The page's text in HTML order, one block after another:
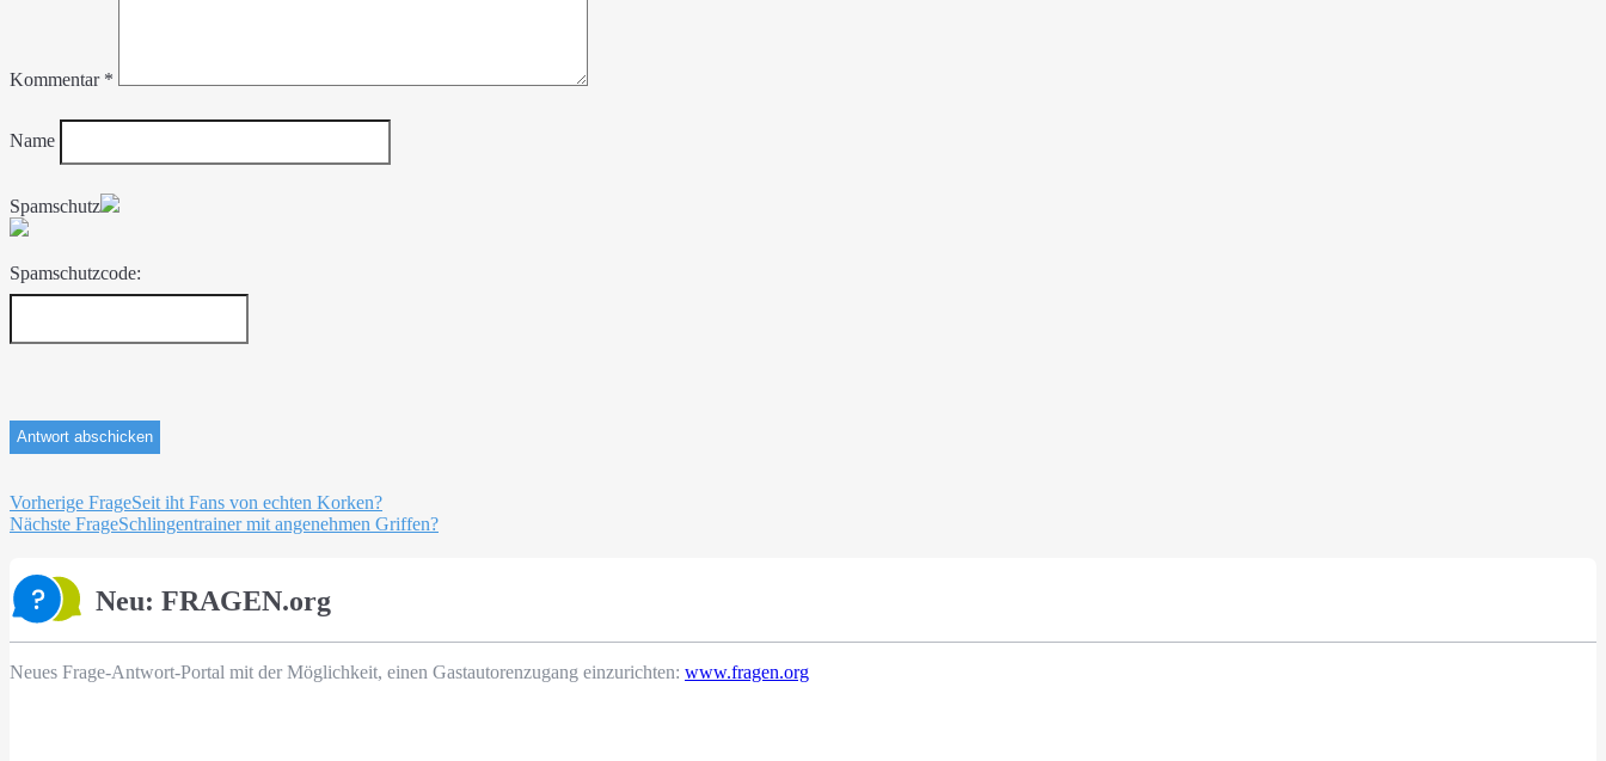
Kommentar *
Name
Spamschutz
Spamschutzcode:
Beitragsnavigation
Vorherige FrageSeit iht Fans von echten Korken?
Nächste FrageSchlingentrainer mit angenehmen Griffen?
Neu: FRAGEN.org
Neues Frage-Antwort-Portal mit der Möglichkeit, einen Gastautorenzugang einzurichten: www.fragen.org